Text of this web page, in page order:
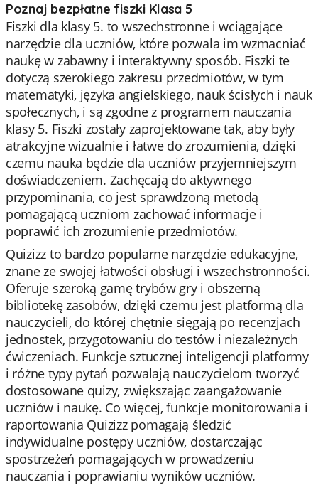
Poznaj bezpłatne fiszki Klasa 5
Fiszki dla klasy 5. to wszechstronne i wciągające
narzędzie dla uczniów, które pozwala im wzmacniać
naukę w zabawny i interaktywny sposób. Fiszki te
dotyczą szerokiego zakresu przedmiotów, w tym
matematyki, języka angielskiego, nauk ścisłych i nauk
społecznych, i są zgodne z programem nauczania
klasy 5. Fiszki zostały zaprojektowane tak, aby były
atrakcyjne wizualnie i łatwe do zrozumienia, dzięki
czemu nauka będzie dla uczniów przyjemniejszym
doświadczeniem. Zachęcają do aktywnego
przypominania, co jest sprawdzoną metodą
pomagającą uczniom zachować informacje i
poprawić ich zrozumienie przedmiotów.
Quizizz to bardzo popularne narzędzie edukacyjne,
znane ze swojej łatwości obsługi i wszechstronności.
Oferuje szeroką gamę trybów gry i obszerną
bibliotekę zasobów, dzięki czemu jest platformą dla
nauczycieli, do której chętnie sięgają po recenzjach
jednostek, przygotowaniu do testów i niezależnych
ćwiczeniach. Funkcje sztucznej inteligencji platformy
i różne typy pytań pozwalają nauczycielom tworzyć
dostosowane quizy, zwiększając zaangażowanie
uczniów i naukę. Co więcej, funkcje monitorowania i
raportowania Quizizz pomagają śledzić
indywidualne postępy uczniów, dostarczając
spostrzeżeń pomagających w prowadzeniu
nauczania i poprawianiu wyników uczniów.